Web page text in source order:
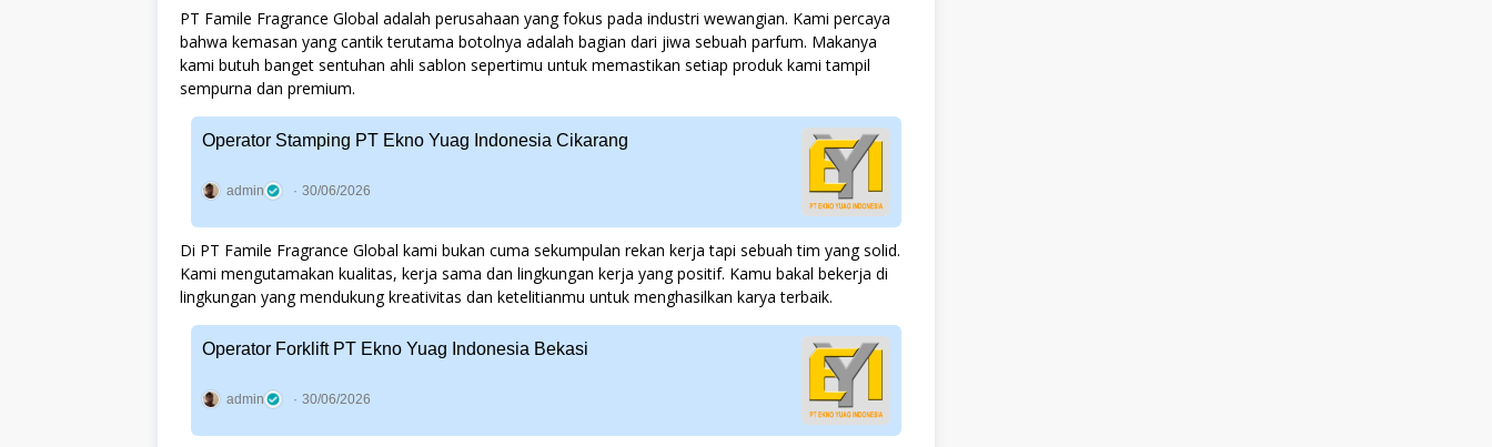
PT Famile Fragrance Global adalah perusahaan yang fokus pada industri wewangian. Kami percaya
bahwa kemasan yang cantik terutama botolnya adalah bagian dari jiwa sebuah parfum. Makanya
kami butuh banget sentuhan ahli sablon sepertimu untuk memastikan setiap produk kami tampil
sempurna dan premium.
Operator Stamping PT Ekno Yuag Indonesia Cikarang
admin 30/06/2026
Di PT Famile Fragrance Global kami bukan cuma sekumpulan rekan kerja tapi sebuah tim yang solid.
Kami mengutamakan kualitas, kerja sama dan lingkungan kerja yang positif. Kamu bakal bekerja di
lingkungan yang mendukung kreativitas dan ketelitianmu untuk menghasilkan karya terbaik.
Operator Forklift PT Ekno Yuag Indonesia Bekasi
admin 30/06/2026